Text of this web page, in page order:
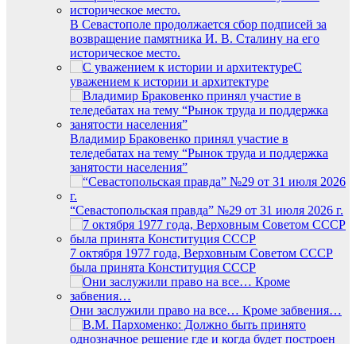
В Севастополе продолжается сбор подписей за
возвращение памятника И. В. Сталину на его
историческое место.
С
уважением к истории и архитектуре
Владимир Браковенко принял участие в
теледебатах на тему “Рынок труда и поддержка
занятости населения”
“Севастопольская правда” №29 от 31 июля 2026 г.
7 октября 1977 года, Верховным Советом СССР
была принята Конституция СССР
Они заслужили право на все… Кроме забвения…